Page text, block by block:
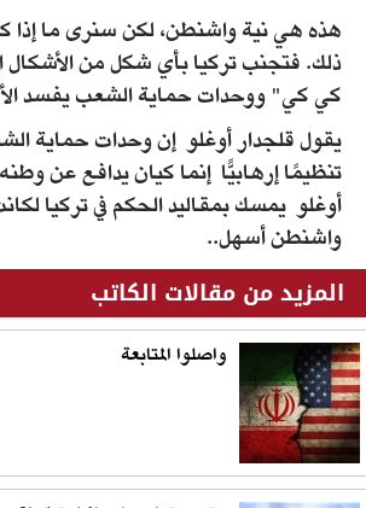
هذه هي نية واشنطن، لكن سنرى ما إذا
ذلك. فتجنب تركيا بأي شكل من الأشكال
كي كي" ووحدات حماية الشعب يفسد
يقول قلجدار أوغلو إن وحدات حماية
تنظيمًا إرهابيًّا إنما كيان يدافع عن
أوغلو يمسك بمقاليد الحكم في تركيا
واشنطن أسهل..
المزيد من مقالات الكاتب
واصلوا المتابعة